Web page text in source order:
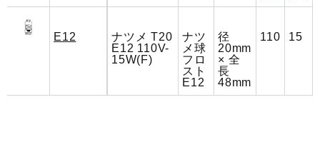
E12
ナツメ T20
E12 110V-
15W(F)
ナツ
メ球
フロ
スト
E12
径
20mm
× 全
長
48mm
110 15